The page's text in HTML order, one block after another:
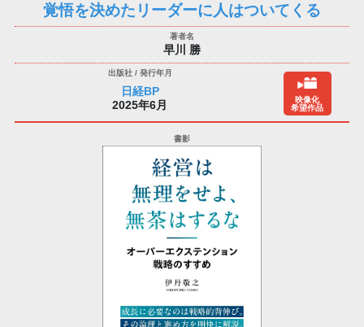
覚悟を決めたリーダーに人はついてくる
早川 勝
日経BP
2025年6月
映像化
希望作品